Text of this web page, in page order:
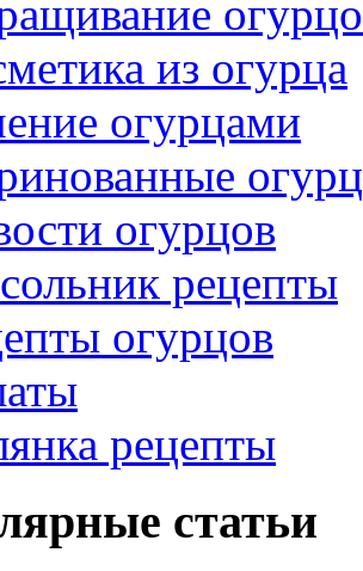
из огурца
огурцами
огурцов
рецепты
огурцов
рецепты
статьи